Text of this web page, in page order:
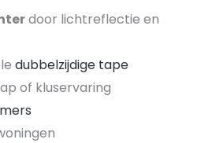
door lichtreflectie en
dubbelzijdige tape
of kluservaring